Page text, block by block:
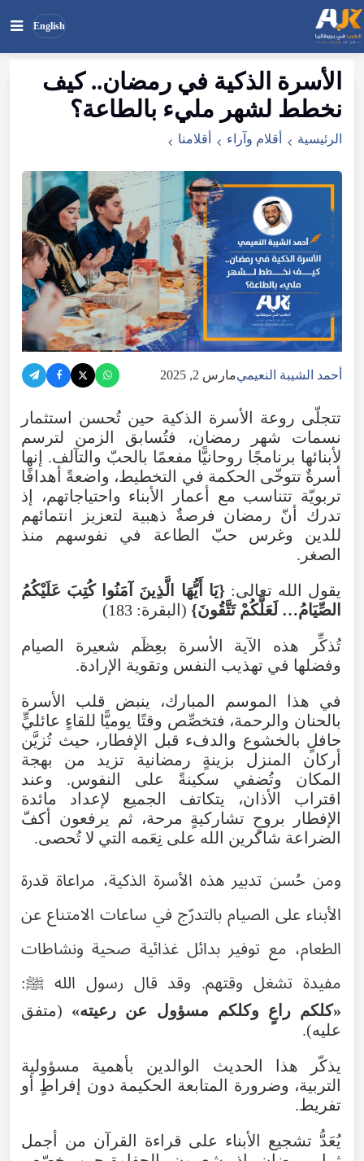
English
ابحث
في
الموقع
بحث
الأسرة الذكية في رمضان.. كيف
نخطط لشهر مليء بالطاعة؟
الرئيسية أقلام وآراء أقلامنا
أحمد الشيبة النعيميمارس 2, 2025
تتجلّى روعة الأسرة الذكية حين تُحسن استثمار
نسمات شهر رمضان، فتُسابق الزمن لترسم
لأبنائها برنامجًا روحانيًّا مفعمًا بالحبّ والتآلف. إنها
أسرةٌ تتوخّى الحكمة في التخطيط، واضعةً أهدافًا
تربويّة تتناسب مع أعمار الأبناء واحتياجاتهم، إذ
تدرك أنّ رمضان فرصةٌ ذهبية لتعزيز انتمائهم
للدين وغرس حبّ الطاعة في نفوسهم منذ
الصغر.
يقول الله تعالى:{يَا أَيُّهَا الَّذِينَ آمَنُوا كُتِبَ عَلَيْكُمُ
الصِّيَامُ… لَعَلَّكُمْ تَتَّقُونَ} (البقرة: 183)
تُذكِّر هذه الآية الأسرة بعِظَم شعيرة الصيام
وفضلها في تهذيب النفس وتقوية الإرادة.
في هذا الموسم المبارك، ينبض قلب الأسرة
بالحنان والرحمة، فتخصِّص وقتًا يوميًّا للقاءٍ عائليٍّ
حافلٍ بالخشوع والدفء قبل الإفطار، حيث تُزيَّن
أركان المنزل بزينةٍ رمضانية تزيد من بهجة
المكان وتُضفي سكينةً على النفوس. وعند
اقتراب الأذان، يتكاتف الجميع لإعداد مائدة
الإفطار بروحٍ تشاركيةٍ مرحة، ثم يرفعون أكفّ
الضراعة شاكرين الله على نِعَمه التي لا تُحصى.
ومن حُسن تدبير هذه الأسرة الذكية، مراعاة قدرة
الأبناء على الصيام بالتدرّج في ساعات الامتناع عن
الطعام، مع توفير بدائل غذائية صحية ونشاطات
مفيدة تشغل وقتهم. وقد قال رسول الله ﷺ:
«كلكم راعٍ وكلكم مسؤول عن رعيته» (متفق
عليه).
يذكّر هذا الحديث الوالدين بأهمية مسؤولية
التربية، وضرورة المتابعة الحكيمة دون إفراطٍ أو
تفريط.
يُعَدُّ تشجيع الأبناء على قراءة القرآن من أجمل